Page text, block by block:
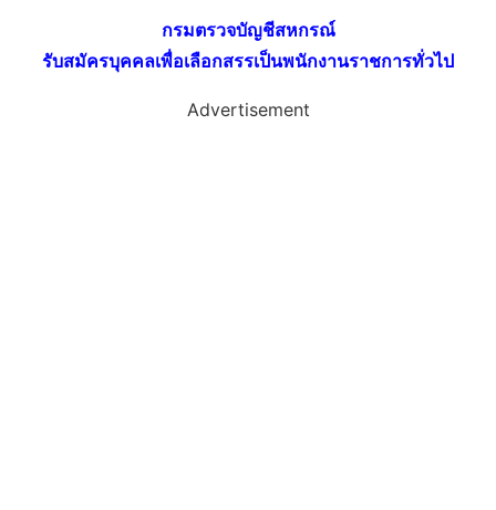
กรมตรวจบัญชีสหกรณ์
รับสมัครบุคคลเพื่อเลือกสรรเป็นพนักงานราชการทั่วไป
Advertisement